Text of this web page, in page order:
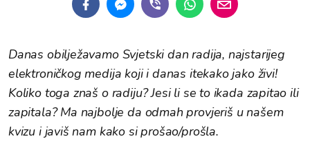
Danas obilježavamo Svjetski dan radija, najstarijeg
elektroničkog medija koji i danas itekako jako živi!
Koliko toga znaš o radiju? Jesi li se to ikada zapitao ili
zapitala? Ma najbolje da odmah provjeriš u našem
kvizu i javiš nam kako si prošao/prošla.